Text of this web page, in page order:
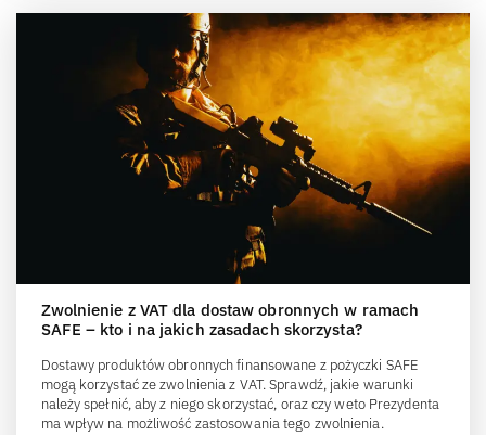
Zwolnienie z VAT dla dostaw obronnych w ramach
SAFE – kto i na jakich zasadach skorzysta?
Dostawy produktów obronnych finansowane z pożyczki SAFE
mogą korzystać ze zwolnienia z VAT. Sprawdź, jakie warunki
należy spełnić, aby z niego skorzystać, oraz czy weto Prezydenta
ma wpływ na możliwość zastosowania tego zwolnienia.